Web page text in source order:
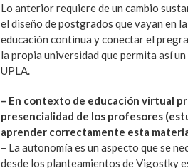
Lo anterior requiere de un cambio
el diseño de postgrados que vayan en
educación continua y conectar el
la propia universidad que permita así
UPLA.
– En contexto de educación virtual
presencialidad de los profesores
aprender correctamente esta
– La autonomía es un aspecto que se
desde los planteamientos de Vigostky